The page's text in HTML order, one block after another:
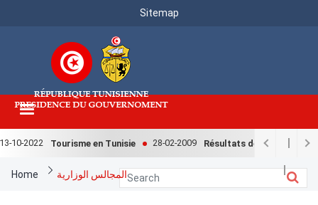
Menu
Sitemap
10-2022 Tourisme en Tunisie 28-02-2009 Résultats de l'enquête
Breadcrumb
Home المجالس الوزارية